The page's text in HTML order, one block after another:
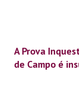
A Prova
de Campo é